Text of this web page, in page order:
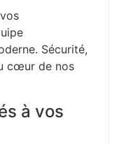
Sécurité,
cœur de nos
à vos